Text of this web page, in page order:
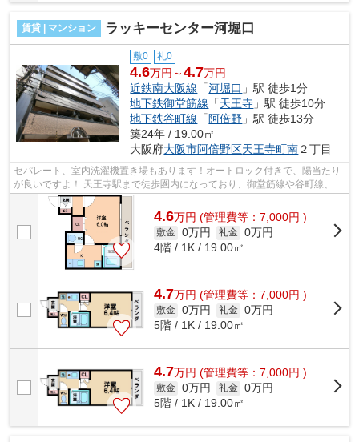
賃貸 | マンション ラッキーセンター河堀口
敷0 礼0
4.6万円～4.7万円
近鉄南大阪線 「河堀口 」駅 徒歩1分
地下鉄御堂筋線 「天王寺 」駅 徒歩10分
地下鉄谷町線 「 阿倍野 」駅 徒歩13分
築24年 / 19.00㎡
大阪府大阪市阿倍野区天王寺町南２丁目
セパレート、室内洗濯機置き場もあります！オートロック付きで、陽当たり
が良いですよ！ 天王寺駅まで徒歩圏内になっており、御堂筋線や谷町線、近
鉄線、ＪＲ線も利用可能になってお...
4.6万円 (管理費等：7,000円 )
敷金 0万円 礼金 0万円
4階 / 1K / 19.00㎡
4.7万円 (管理費等：7,000円 )
敷金 0万円 礼金 0万円
5階 / 1K / 19.00㎡
4.7万円 (管理費等：7,000円 )
敷金 0万円 礼金 0万円
5階 / 1K / 19.00㎡